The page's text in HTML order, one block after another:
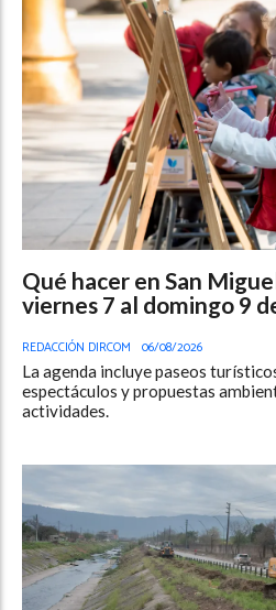
Qué hacer en San
viernes 7 al domingo 9
REDACCIÓN DIRCOM 06/08/2026
La agenda incluye paseos
espectáculos y propuestas
actividades.